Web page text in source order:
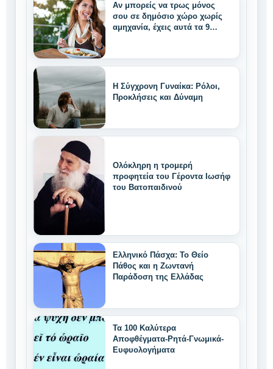
Αν μπορείς να τρως μόνος
σου σε δημόσιο χώρο χωρίς
αμηχανία, έχεις αυτά τα 9
Η Σύγχρονη Γυναίκα: Ρόλοι,
Προκλήσεις και Δύναμη
Ολόκληρη η τρομερή
προφητεία του Γέροντα Ιωσήφ
του Βατοπαιδινού
Ελληνικό Πάσχα: Το Θείο
Πάθος και η Ζωντανή
Παράδοση της Ελλάδας
Τα 100 Καλύτερα
Αποφθέγματα-Ρητά-Γνωμικά-
Ευφυολογήματα